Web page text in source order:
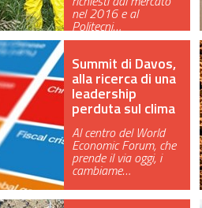
nel 2016 e al
Politecni…
Summit di Davos,
alla ricerca di una
leadership
perduta sul clima
Al centro del World
Economic Forum, che
prende il via oggi, i
cambiame…